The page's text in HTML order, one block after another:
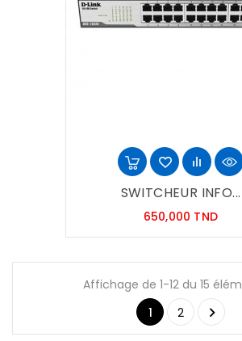
SWITCHEUR INFO...
650,000 TNDPrix
Affichage de 1-12 du 15
1
2 